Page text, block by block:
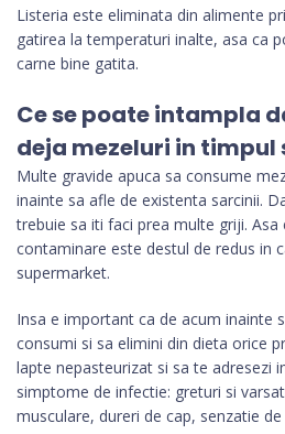
Listeria este eliminata din alimente
gatirea la temperaturi inalte, asa ca
carne bine gatita.
Ce se poate intampla
deja mezeluri in timpul
Multe gravide apuca sa consume
inainte sa afle de existenta sarcinii.
trebuie sa iti faci prea multe griji. Asa
contaminare este destul de redus in
supermarket.
Insa e important ca de acum inainte
consumi si sa elimini din dieta orice
lapte nepasteurizat si sa te adresezi
simptome de infectie: greturi si
musculare, dureri de cap, senzatie de